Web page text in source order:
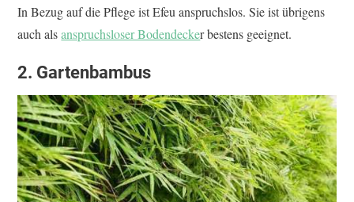
In Bezug auf die Pflege ist Efeu anspruchslos. Sie ist übrigens
auch alsanspruchsloser Bodendecker bestens geeignet.
2. Gartenbambus